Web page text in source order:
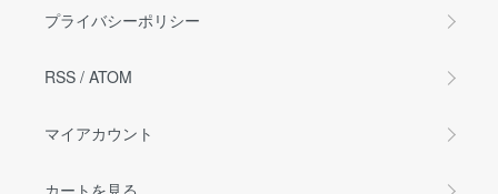
プライバシーポリシー
RSS / ATOM
マイアカウント